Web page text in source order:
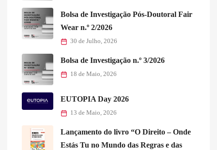
Bolsa de Investigação Pós-Doutoral Fair
Wear n.º 2/2026
30 de Julho, 2026
Bolsa de Investigação n.º 3/2026
18 de Maio, 2026
EUTOPIA Day 2026
13 de Maio, 2026
Lançamento do livro “O Direito – Onde
Estás Tu no Mundo das Regras e das